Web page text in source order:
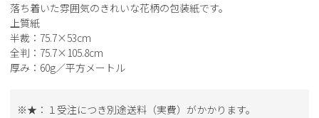
落ち着いた雰囲気のきれいな花柄の包装紙です。
上質紙
半裁：75.7×53cm
全判：75.7×105.8cm
厚み：60g／平方メートル
※★：１受注につき別途送料（実費）がかかります。